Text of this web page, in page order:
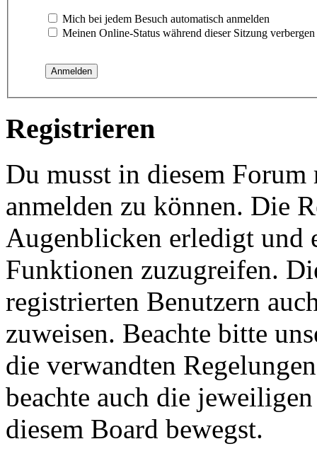
Mich bei jedem Besuch automatisch anmelden
Meinen Online-Status während dieser Sitzung verbergen
Registrieren
Du musst in diesem
anmelden zu können. Die
Augenblicken erledigt und
Funktionen zuzugreifen.
registrierten Benutzern
zuweisen. Beachte bitte
die verwandten
beachte auch die
diesem Board bewegst.